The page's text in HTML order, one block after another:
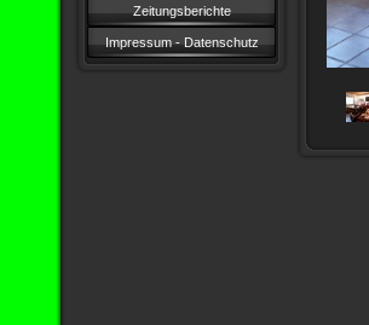
Zeitungsberichte
Impressum - Datenschutz